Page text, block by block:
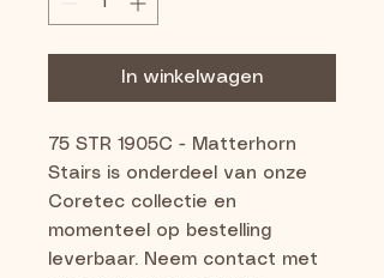
In winkelwagen
75 STR 1905C - Matterhorn
Stairs is onderdeel van onze
Coretec collectie en
momenteel op bestelling
leverbaar. Neem contact met